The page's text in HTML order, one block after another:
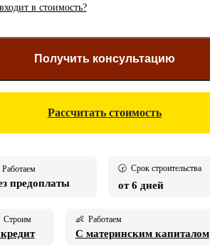
в стоимость?
Получить консультацию
Рассчитать стоимость
предоплаты
🕝 Срок строительства
от 6 дней
Строим 👶 Работаем
С материнским капиталом